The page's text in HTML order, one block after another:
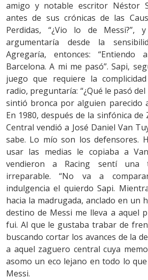
amigo y notable escritor Néstor
antes de sus crónicas de las
Perdidas, “¿Vio lo de Messi?”,
argumentaría desde la
Agregaría, entonces:
Barcelona. A mi me pasó”. Sapi,
juego que requiere la
radio, preguntaría: “¿Qué le pasó del
sintió bronca por alguien parecido
En 1980, después de la sinfónica de
Central vendió a José Daniel Van
sabe. Lo mío son los defensores.
usar las medias le copiaba a
vendieron a Racing sentí una
irreparable. “No va a
indulgencia el quierdo Sapi.
hacia la madrugada, anclado en un
destino de Messi me lleva a aquel
fui. Al que le gustaba trabar de
buscando cortar los avances de la
a aquel zaguero central cuya
asomo un eco lejano en todo lo
Messi.